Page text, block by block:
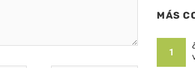
MÁS
1